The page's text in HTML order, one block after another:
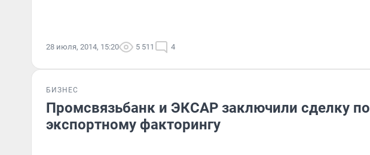
28 июля, 2014, 15:20 5 511 4
БИЗНЕС
Промсвязьбанк и ЭКСАР заключили сделку по
экспортному факторингу